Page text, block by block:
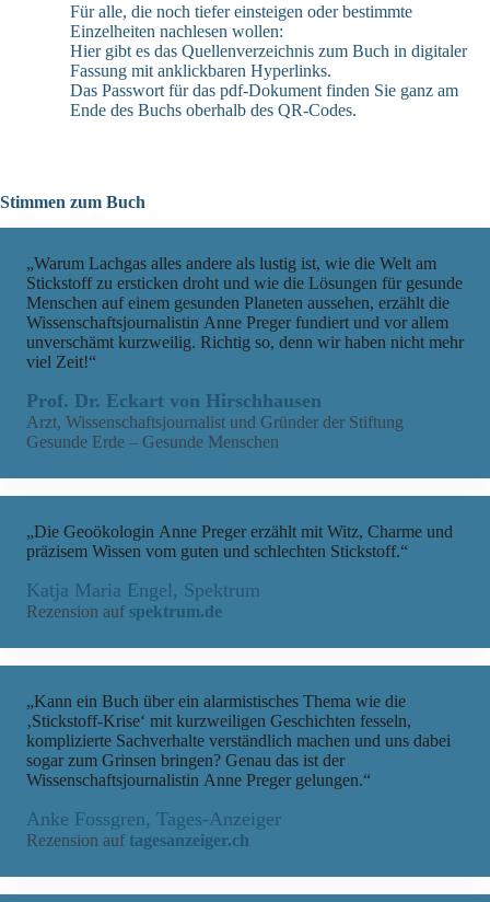
Für alle, die noch tiefer einsteigen oder bestimmte
Einzelheiten nachlesen wollen:
Hier gibt es das Quellenverzeichnis zum Buch in digitaler
Fassung mit anklickbaren Hyperlinks.
Das Passwort für das pdf-Dokument finden Sie ganz am
Ende des Buchs oberhalb des QR-Codes.
Stimmen zum Buch
„Warum Lachgas alles andere als lustig ist, wie die Welt am
Stickstoff zu ersticken droht und wie die Lösungen für gesunde
Menschen auf einem gesunden Planeten aussehen, erzählt die
Wissenschaftsjournalistin Anne Preger fundiert und vor allem
unverschämt kurzweilig. Richtig so, denn wir haben nicht mehr
viel Zeit!“
Prof. Dr. Eckart von Hirschhausen
Arzt, Wissenschaftsjournalist und Gründer der Stiftung
Gesunde Erde – Gesunde Menschen
„Die Geoökologin Anne Preger erzählt mit Witz, Charme und
präzisem Wissen vom guten und schlechten Stickstoff.“
Katja Maria Engel, Spektrum
Rezension auf spektrum.de
„Kann ein Buch über ein alarmistisches Thema wie die
‚Stickstoff-Krise‘ mit kurzweiligen Geschichten fesseln,
komplizierte Sachverhalte verständlich machen und uns dabei
sogar zum Grinsen bringen? Genau das ist der
Wissenschaftsjournalistin Anne Preger gelungen.“
Anke Fossgren, Tages-Anzeiger
Rezension auf tagesanzeiger.ch